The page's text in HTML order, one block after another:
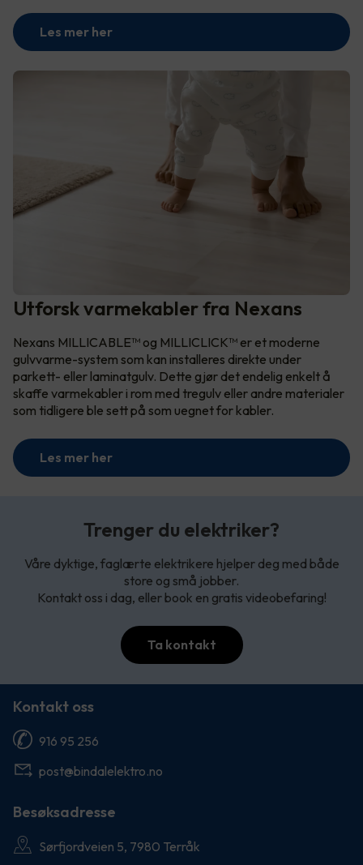
Les mer her
Utforsk varmekabler fra Nexans
Nexans MILLICABLE™ og MILLICLICK™ er et moderne
gulvvarme-system som kan installeres direkte under
parkett- eller laminatgulv. Dette gjør det endelig enkelt å
skaffe varmekabler i rom med tregulv eller andre materialer
som tidligere ble sett på som uegnet for kabler.
Les mer her
Trenger du elektriker?
Våre dyktige, faglærte elektrikere hjelper deg med både
store og små jobber.
Kontakt oss i dag, eller book en gratis videobefaring!
Ta kontakt
Kontakt oss
916 95 256
post@bindalelektro.no
Besøksadresse
Sørfjordveien 5, 7980 Terråk